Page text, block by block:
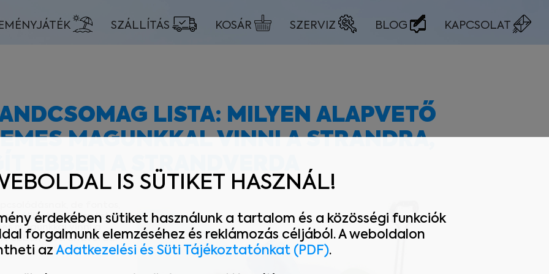
SZÁLLÍTÁS KOSÁR SZERVIZ BLOG KAPCSOLAT
LISTA: MILYEN ALAPVETŐ
MAGUNKKAL VINNI A STRANDRA,
EBBEN A STRANDVERDA
egy listát
magunkkal vinni a
ebben a Strandverda.
IS SÜTIKET HASZNÁL!
érdekében sütiket használunk a tartalom és a közösségi funkciók
forgalmunk elemzéséhez és reklámozás céljából. A weboldalon
az Adatkezelési és Süti Tájékoztatónkat (PDF).